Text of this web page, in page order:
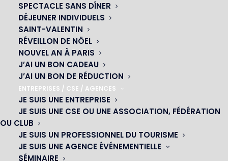
SPECTACLE SANS DÎNER
DÉJEUNER INDIVIDUELS
SAINT-VALENTIN
RÉVEILLON DE NÖEL
NOUVEL AN À PARIS
J’AI UN BON CADEAU
J’AI UN BON DE RÉDUCTION
ENTREPRISES / CSE / AGENCES
JE SUIS UNE ENTREPRISE
JE SUIS UNE CSE OU UNE ASSOCIATION, FÉDÉRATION
OU CLUB
JE SUIS UN PROFESSIONNEL DU TOURISME
JE SUIS UNE AGENCE ÉVÉNEMENTIELLE
SÉMINAIRE
OH! CÉSAR
|
23 avenue du Maine 75015 PARIS
01 45 44 46 20